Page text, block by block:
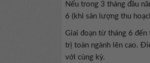
Nếu trong 3 tháng đầu
6 (khi sản lượng thu
Giai đoạn từ tháng 6 đến
trị toàn ngành lên cao.
với cùng kỳ.